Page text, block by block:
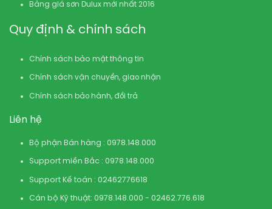
Bảng giá sơn Dulux mới nhất 2016
Quy định & chính sách
Chính sách bảo mật thông tin
Chính sách vận chuyển, giao nhận
Chính sách bảo hành, đổi trả
Liên hệ
Bộ phận Bán hàng : 0978.148.000
Support miền Bắc : 0978.148.000
Support Kế toán : 02462776618
Cán bộ Kỹ thuật: 0978.148.000 - 02462.776.618